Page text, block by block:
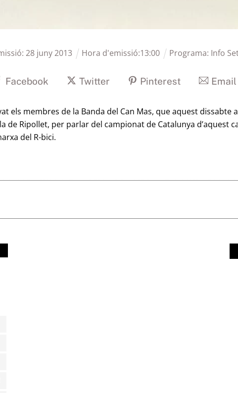
28 juny2013 Hora d'emissió:13:00 Programa: Info
Facebook Twitter Pinterest Email
els membres de la Banda del Can Mas, que aquest
de Ripollet, per parlar del campionat de Catalunya d’aquest
del R-bici.